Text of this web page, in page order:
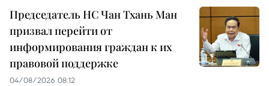
Председатель НС Чан Тхань Ман
призвал перейти от
информирования граждан к их
правовой поддержке
04/08/2026 08:12